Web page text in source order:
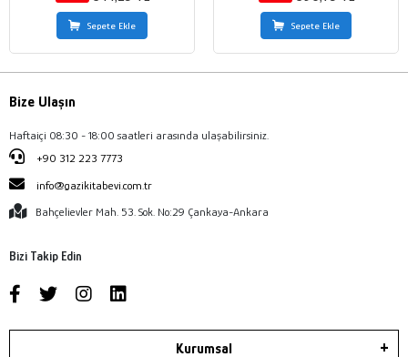
Sepete Ekle Sepete Ekle
Bize Ulaşın
Haftaiçi 08:30 - 18:00 saatleri arasında ulaşabilirsiniz.
+90 312 223 7773
info@gazikitabevi.com.tr
Bahçelievler Mah. 53. Sok. No:29 Çankaya-Ankara
Bizi Takip Edin
Kurumsal